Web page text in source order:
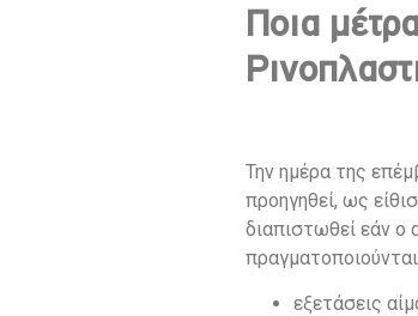
Ποια
Την ημέρα της
προηγηθεί, ως
διαπιστωθεί εάν ο
πραγματοποιούνται
εξετάσεις